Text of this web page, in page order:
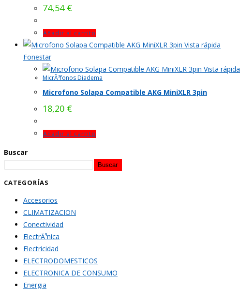
74,54 €
Añadir al carrito
Vista rápida
Fonestar
Vista rápida
MicrÃ³fonos Diadema
Microfono Solapa Compatible AKG MiniXLR 3pin
18,20 €
Añadir al carrito
Buscar
Buscar
CATEGORÍAS
Accesorios
CLIMATIZACION
Conectividad
ElectrÃ³nica
Electricidad
ELECTRODOMESTICOS
ELECTRONICA DE CONSUMO
Energia